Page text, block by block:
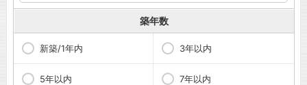
築年数
新築/1年内 3年以内
5年以内 7年以内